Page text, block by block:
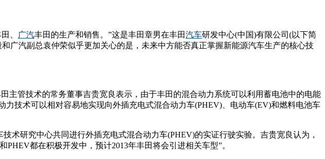
、 广汽丰田的生产和销售。”这是丰田章男在丰田汽车研发中心(中国)有限公司(以下简
广汽副总袁仲荣似乎更加关心的是，未来中方能否真正掌握新能源汽车生产的核心技
主管技术的常务董事吉贵宽良表示，由于丰田的混合动力系统可以利用蓄电池中的电能
技术可以相对容易地实现向外插充电式混合动力车(PHEV)、电动车(EV)和燃料电池车
术研究中心共同进行外插充电式混合动力车(PHEV)的实证行驶实验。吉贵宽良认为，
都在积极开发中，预计2013年丰田将会引进相关车型”。